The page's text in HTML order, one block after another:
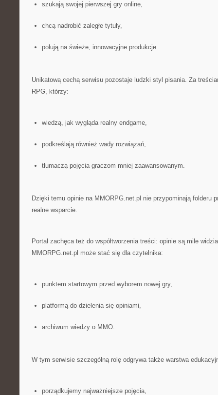
szukają swojej pierwszej gry online,
chcą nadrobić zaległe tytuły,
polują na świeże, innowacyjne produkcje.
Unikatową cechą serwisu pozostaje ludzki styl pisania. Za
RPG, którzy:
wiedzą, jak wygląda realny endgame,
podkreślają również wady rozwiązań,
tłumaczą pojęcia graczom mniej zaawansowanym.
Dzięki temu opinie na MMORPG.net.pl nie przypominają folderu
realne wsparcie.
Portal zachęca też do współtworzenia treści: opinie są mile
MMORPG.net.pl może stać się dla czytelnika:
punktem startowym przed wyborem nowej gry,
platformą do dzielenia się opiniami,
archiwum wiedzy o MMO.
W tym serwisie szczególną rolę odgrywa także warstwa
porządkujemy najważniejsze pojęcia,